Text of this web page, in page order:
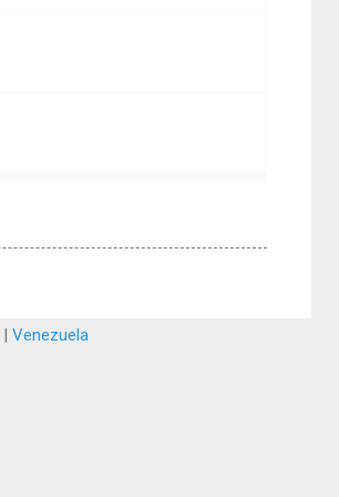
| Venezuela